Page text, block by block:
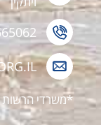
*משרדי הרשות